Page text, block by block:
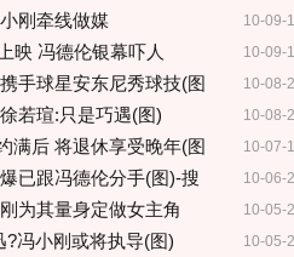
10-09-
刚牵线做媒
10-09-
映 冯德伦银幕吓人
10-08-
手球星安东尼秀球技(图
10-08-
若瑄:只是巧遇(图)
10-07-
满后 将退休享受晚年(图
10-06-
已跟冯德伦分手(图)-搜
10-05-
为其量身定做女主角
10-05-
冯小刚或将执导(图)